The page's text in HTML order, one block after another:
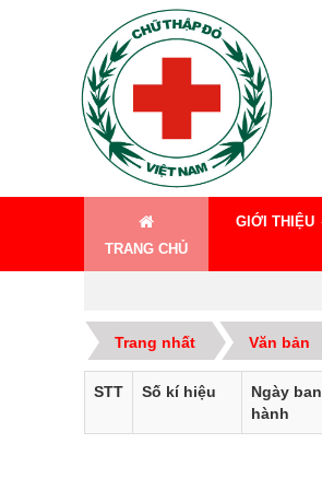
TRANG CHỦ
GIỚI THIỆU
Trang nhất Văn bản
STT Số kí hiệu
Ngày ban
hành